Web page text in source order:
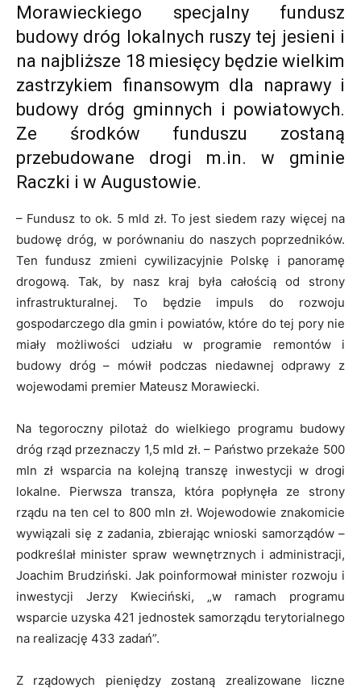
Morawieckiego specjalny fundusz
budowy dróg lokalnych ruszy tej jesieni i
na najbliższe 18 miesięcy będzie wielkim
zastrzykiem finansowym dla naprawy i
budowy dróg gminnych i powiatowych.
Ze środków funduszu zostaną
przebudowane drogi m.in. w gminie
Raczki i w Augustowie.
– Fundusz to ok. 5 mld zł. To jest siedem razy więcej na
budowę dróg, w porównaniu do naszych poprzedników.
Ten fundusz zmieni cywilizacyjnie Polskę i panoramę
drogową. Tak, by nasz kraj była całością od strony
infrastrukturalnej. To będzie impuls do rozwoju
gospodarczego dla gmin i powiatów, które do tej pory nie
miały możliwości udziału w programie remontów i
budowy dróg – mówił podczas niedawnej odprawy z
wojewodami premier Mateusz Morawiecki.
Na tegoroczny pilotaż do wielkiego programu budowy
dróg rząd przeznaczy 1,5 mld zł. – Państwo przekaże 500
mln zł wsparcia na kolejną transzę inwestycji w drogi
lokalne. Pierwsza transza, która popłynęła ze strony
rządu na ten cel to 800 mln zł. Wojewodowie znakomicie
wywiązali się z zadania, zbierając wnioski samorządów –
podkreślał minister spraw wewnętrznych i administracji,
Joachim Brudziński. Jak poinformował minister rozwoju i
inwestycji Jerzy Kwieciński, „w ramach programu
wsparcie uzyska 421 jednostek samorządu terytorialnego
na realizację 433 zadań”.
Z rządowych pieniędzy zostaną zrealizowane liczne